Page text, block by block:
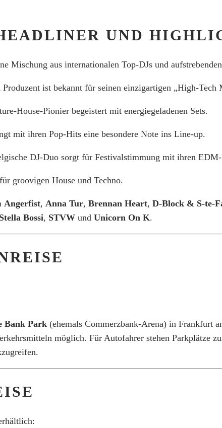
UND
Mischung aus internationalen Top-DJs und
Produzent ist bekannt für seinen einzigartigen „High-Tech
House-Pionier begeistert mit energiegeladenen Sets.
mit ihren Pop-Hits eine besondere Note ins Line-up.
DJ-Duo sorgt für Festivalstimmung mit ihren
groovigen House und Techno.
Angerfist, Anna Tur, Brennan Heart, D-Block & S-te-
Stella Bossi, STVW und Unicorn On K.
Bank Park (ehemals Commerzbank-Arena) in Frankfurt
möglich. Für Autofahrer stehen Parkplätze